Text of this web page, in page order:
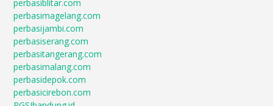
perbasiblitar.com
perbasimagelang.com
perbasijambi.com
perbasiserang.com
perbasitangerang.com
perbasimalang.com
perbasidepok.com
perbasicirebon.com